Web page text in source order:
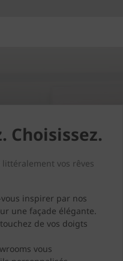
Choisissez.
vos rêves
inspirer par nos
une façade élégante.
de vos doigts
vous